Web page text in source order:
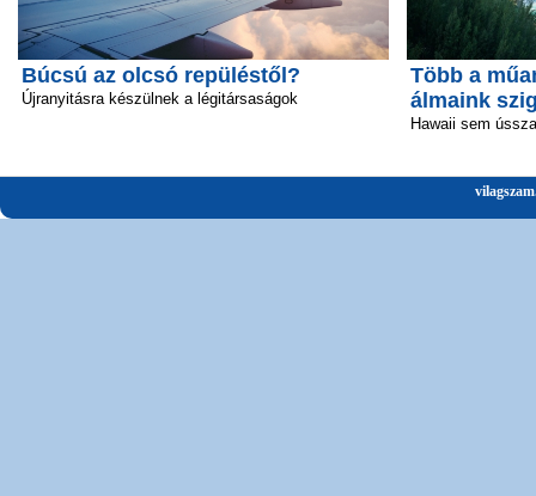
Búcsú az olcsó repüléstől?
Újranyitásra készülnek a légitársaságok
Több a
álmaink
Hawaii sem